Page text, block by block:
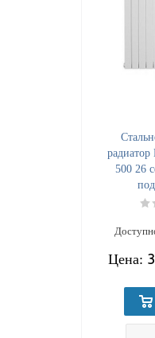
500 26
Цена: